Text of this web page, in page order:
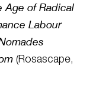
Age of Radical
Labour
(Rosascape,